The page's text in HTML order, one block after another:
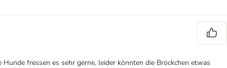
fressen es sehr gerne, leider könnten die Bröckchen etwas